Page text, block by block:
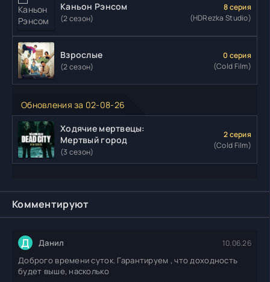
Каньон Рэнсом
(2 сезон)
8 серия
(HDRezka Studio)
Взрослые
(2 сезон)
0 серия
(Cold Film)
Обновления за 02-08-26
Ходячие мертвецы:
Мертвый город
(3 сезон)
2 серия
(Cold Film)
Комментируют
Д Данил 10.06.26
Доброго времени суток. Гарантируем , что доходность
будет выше, насколько